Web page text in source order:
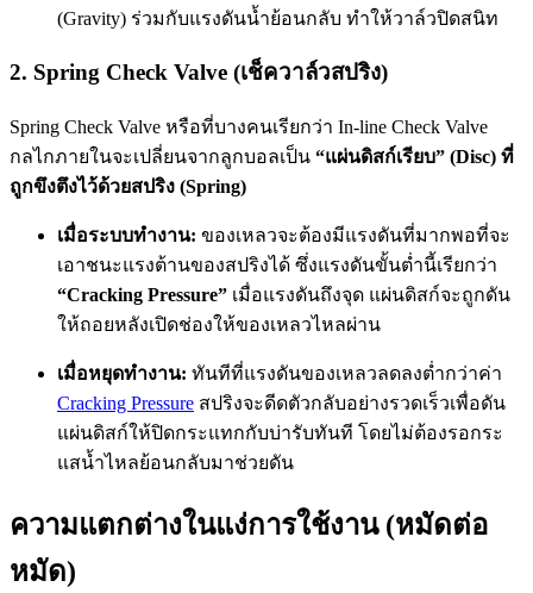
(Gravity) ร่วมกับแรงดันน้ำย้อนกลับ ทำให้วาล์วปิดสนิท
2. Spring Check Valve (เช็ควาล์วสปริง)
Spring Check Valve หรือที่บางคนเรียกว่า In-line Check Valve
กลไกภายในจะเปลี่ยนจากลูกบอลเป็น “แผ่นดิสก์เรียบ” (Disc) ที่
ถูกขึงตึงไว้ด้วยสปริง (Spring)
เมื่อระบบทำงาน: ของเหลวจะต้องมีแรงดันที่มากพอที่จะ
เอาชนะแรงต้านของสปริงได้ ซึ่งแรงดันขั้นต่ำนี้เรียกว่า
“Cracking Pressure” เมื่อแรงดันถึงจุด แผ่นดิสก์จะถูกดัน
ให้ถอยหลังเปิดช่องให้ของเหลวไหลผ่าน
เมื่อหยุดทำงาน: ทันทีที่แรงดันของเหลวลดลงต่ำกว่าค่า
Cracking Pressure สปริงจะดีดตัวกลับอย่างรวดเร็วเพื่อดัน
แผ่นดิสก์ให้ปิดกระแทกกับบ่ารับทันที โดยไม่ต้องรอกระ
แสน้ำไหลย้อนกลับมาช่วยดัน
ความแตกต่างในแง่การใช้งาน (หมัดต่อ
หมัด)